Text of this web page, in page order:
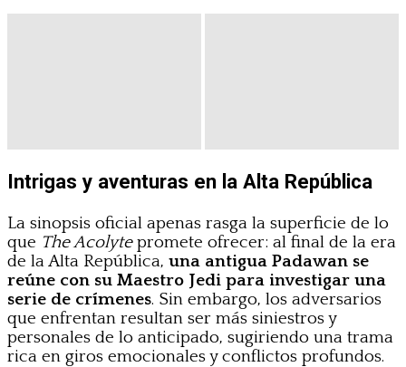
Intrigas y aventuras en la Alta República
La sinopsis oficial apenas rasga la superficie de lo
que The Acolytepromete ofrecer: al final de la era
de la Alta República, una antigua Padawan se
reúne con su Maestro Jedi para investigar una
serie de crímenes. Sin embargo, los adversarios
que enfrentan resultan ser más siniestros y
personales de lo anticipado, sugiriendo una trama
rica en giros emocionales y conflictos profundos.